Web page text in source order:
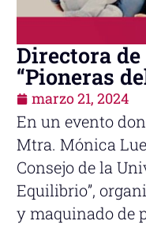
Directora
“Pioneras
marzo 21, 2024
En un evento
Mtra. Mónica
Consejo de la
Equilibrio”,
y maquinado de